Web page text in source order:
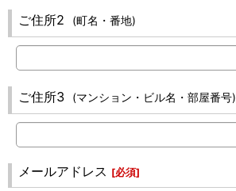
ご住所2 (町名・番地)
ご住所3 (マンション・ビル名・部屋番号)
メールアドレス [必須]